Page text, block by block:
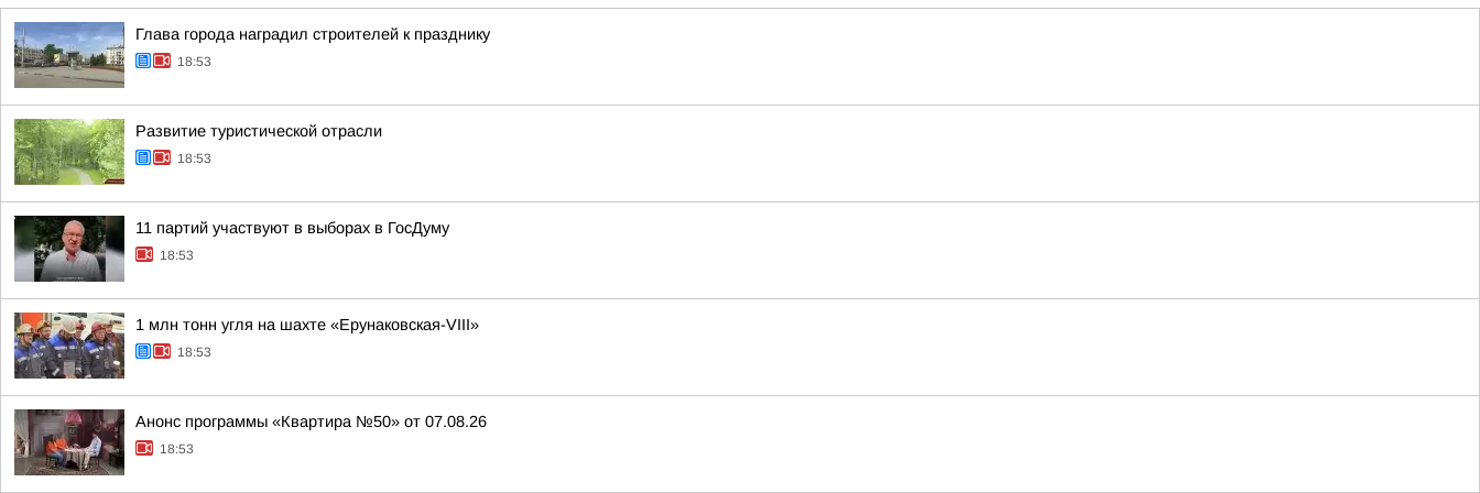
Глава города наградил строителей к празднику
18:53
Развитие туристической отрасли
18:53
11 партий участвуют в выборах в ГосДуму
18:53
1 млн тонн угля на шахте «Ерунаковская-VIII»
18:53
Анонс программы «Квартира №50» от 07.08.26
18:53